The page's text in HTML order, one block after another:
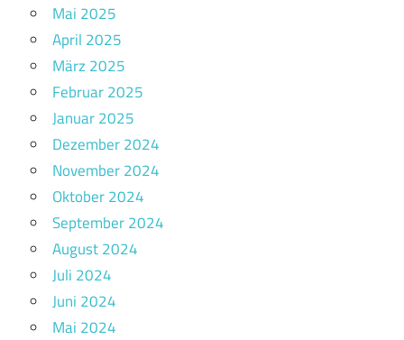
Mai 2025
April 2025
März 2025
Februar 2025
Januar 2025
Dezember 2024
November 2024
Oktober 2024
September 2024
August 2024
Juli 2024
Juni 2024
Mai 2024